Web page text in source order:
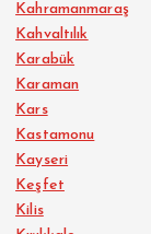
Kahramanmaraş
Kahvaltılık
Karabük
Karaman
Kars
Kastamonu
Kayseri
Keşfet
Kilis